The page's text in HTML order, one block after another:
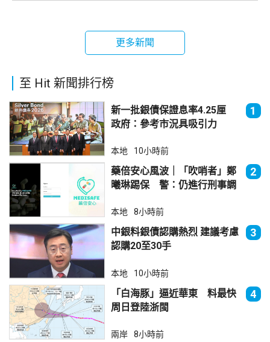
更多新聞
至 Hit 新聞排行榜
新一批銀債保證息率4.25厘
政府：參考市況具吸引力
1
本地 10小時前
藥倍安心風波｜「吹哨者」鄭
曦琳踢保 警：仍進行刑事調
2
本地 8小時前
中銀料銀債認購熱烈 建議考慮
認購20至30手
3
本地 10小時前
「白海豚」逼近華東 料最快
周日登陸浙閩
4
兩岸 8小時前